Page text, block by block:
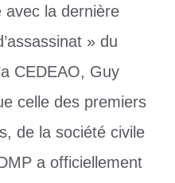
avec la dernière
» du
CEDEAO, Guy
celle des premiers
de la société civile
a officiellement